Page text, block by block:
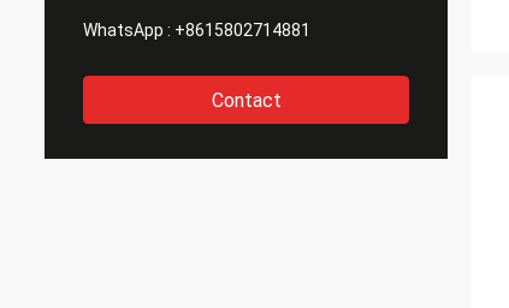
WhatsApp : +8615802714881
Contact